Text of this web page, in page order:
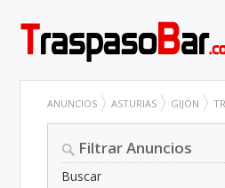
ANUNCIOS ASTURIAS GIJÓN
Filtrar Anuncios
Buscar